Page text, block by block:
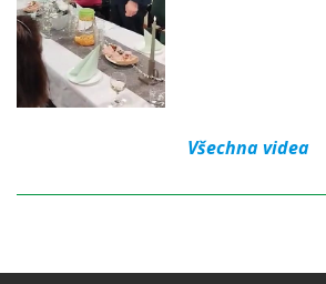
Všechna videa